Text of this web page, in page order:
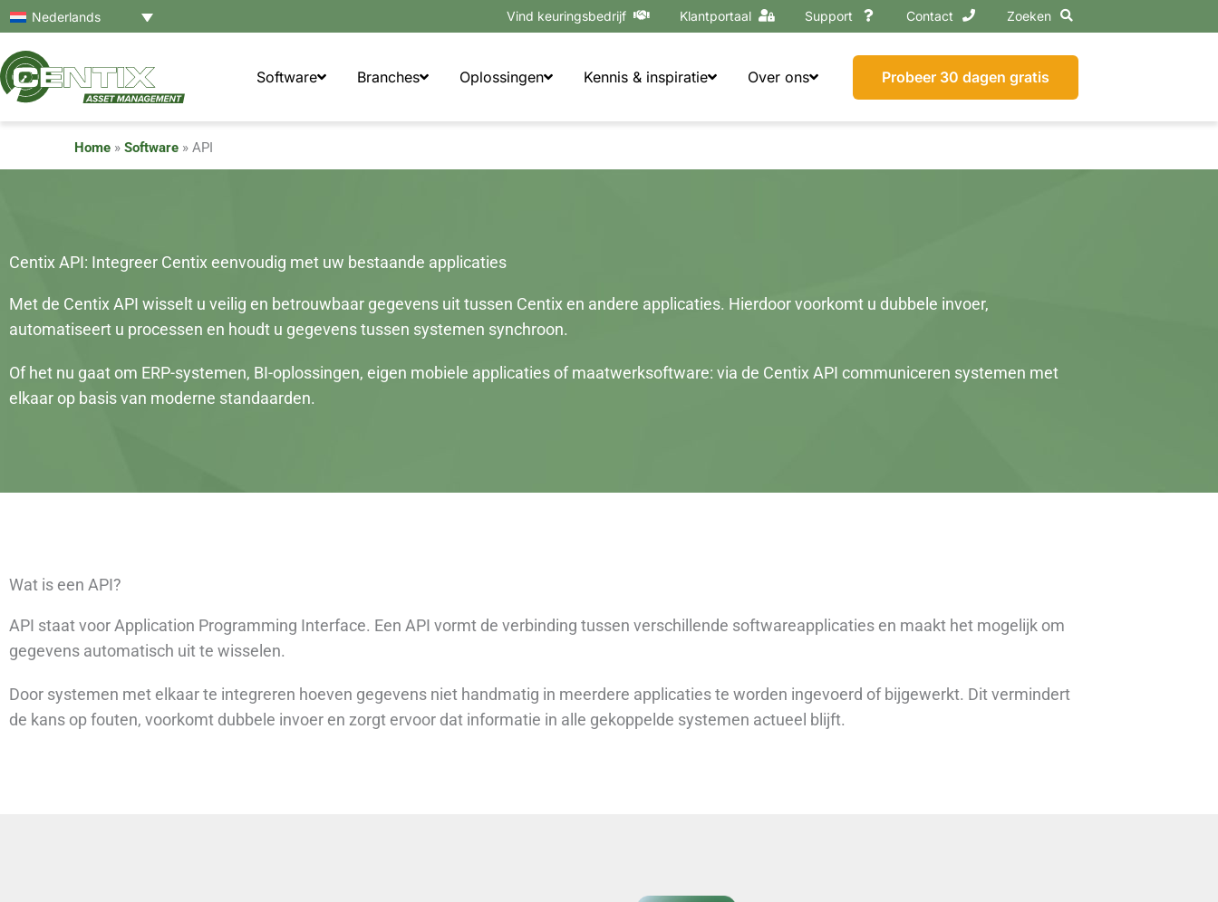
Ga
naar
de
inhoud
Nederlands Vind keuringsbedrijf Klantportaal Support Contact Zoeken
Software Branches Oplossingen Kennis & inspiratie Over ons Probeer 30 dagen gratis
Home » Software » API
Centix API: Integreer Centix eenvoudig met uw bestaande applicaties
Met de Centix API wisselt u veilig en betrouwbaar gegevens uit tussen Centix en andere applicaties. Hierdoor voorkomt u dubbele invoer,
automatiseert u processen en houdt u gegevens tussen systemen synchroon.
Of het nu gaat om ERP-systemen, BI-oplossingen, eigen mobiele applicaties of maatwerksoftware: via de Centix API communiceren systemen met
elkaar op basis van moderne standaarden.
Wat is een API?
API staat voor Application Programming Interface. Een API vormt de verbinding tussen verschillende softwareapplicaties en maakt het mogelijk om
gegevens automatisch uit te wisselen.
Door systemen met elkaar te integreren hoeven gegevens niet handmatig in meerdere applicaties te worden ingevoerd of bijgewerkt. Dit vermindert
de kans op fouten, voorkomt dubbele invoer en zorgt ervoor dat informatie in alle gekoppelde systemen actueel blijft.